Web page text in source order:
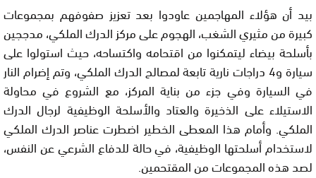
بيد أن هؤلاء المهاجمين عاودوا بعد تعزيز صفوفهم بمجموعات
كبيرة من مثيري الشغب، الهجوم على مركز الدرك الملكي، مدججين
بأسلحة بيضاء ليتمكنوا من اقتحامه واكتساحه، حيث استولوا على
سيارة و4 دراجات نارية تابعة لمصالح الدرك الملكي، وتم إضرام النار
في السيارة وفي جزء من بناية المركز، مع الشروع في محاولة
الاستيلاء على الذخيرة والعتاد والأسلحة الوظيفية لرجال الدرك
الملكي. وأمام هذا المعطى الخطير اضطرت عناصر الدرك الملكي
لاستخدام أسلحتها الوظيفية، في حالة للدفاع الشرعي عن النفس،
لصد هذه المجموعات من المقتحمين.